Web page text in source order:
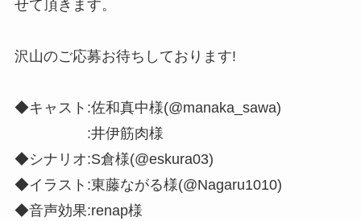
せて頂きます。
沢山のご応募お待ちしております!
◆キャスト:佐和真中様(@manaka_sawa)
:井伊筋肉様
◆シナリオ:S倉様(@eskura03)
◆イラスト:東藤ながる様(@Nagaru1010)
◆音声効果:renap様